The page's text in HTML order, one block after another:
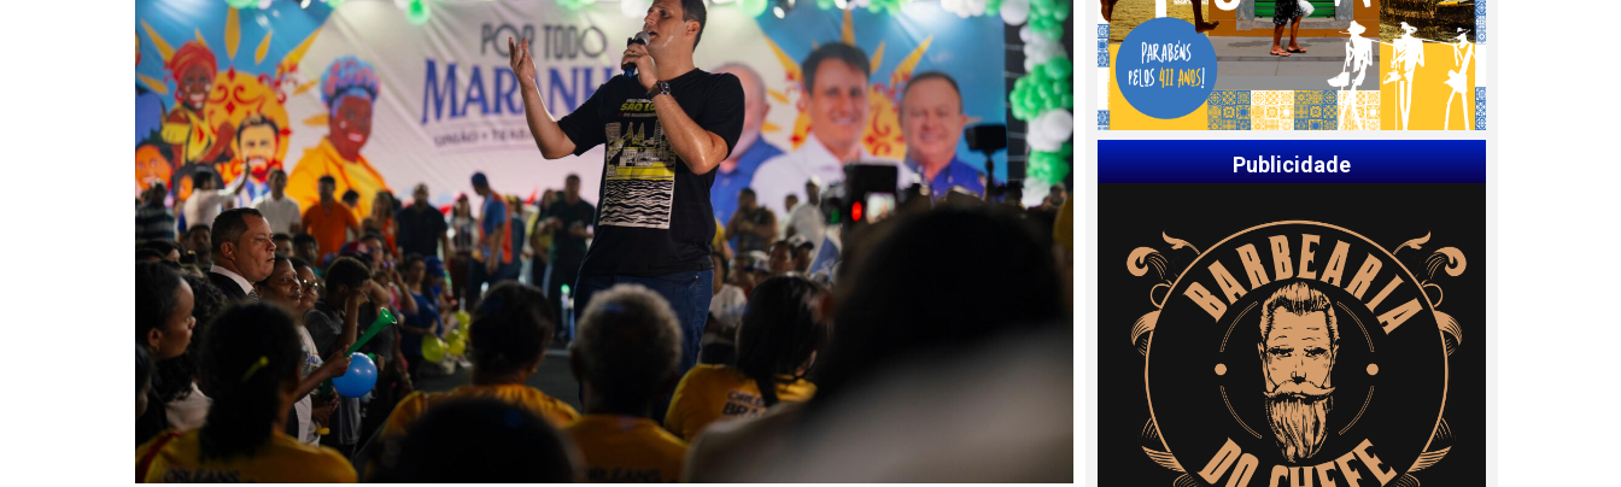
Publicidade